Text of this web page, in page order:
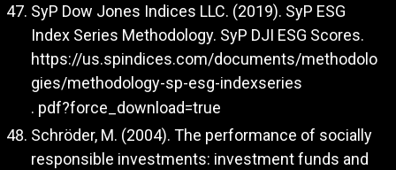
SyP Dow Jones Indices LLC. (2019). SyP ESG
Index Series Methodology. SyP DJI ESG Scores.
https://us.spindices.com/documents/methodolo
gies/methodology-sp-esg-indexseries
. pdf?force_download=true
Schröder, M. (2004). The performance of socially
responsible investments: investment funds and